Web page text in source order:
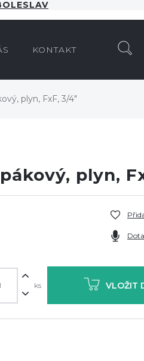
KONTAKT
plyn, FxF, 3/4"
plyn,
ks VLOŽIT